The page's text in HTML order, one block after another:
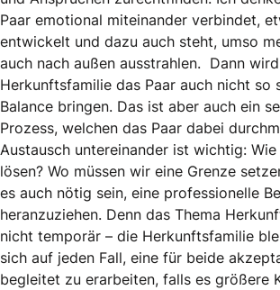
Paar emotional miteinander verbindet,
entwickelt und dazu auch steht, umso
auch nach außen ausstrahlen. Dann
Herkunftsfamilie das Paar auch nicht so
Balance bringen. Das ist aber auch ein
Prozess, welchen das Paar dabei
Austausch untereinander ist wichtig:
lösen? Wo müssen wir eine Grenze
es auch nötig sein, eine professionelle
heranzuziehen. Denn das Thema
nicht temporär – die Herkunftsfamilie
sich auf jeden Fall, eine für beide
begleitet zu erarbeiten, falls es größere